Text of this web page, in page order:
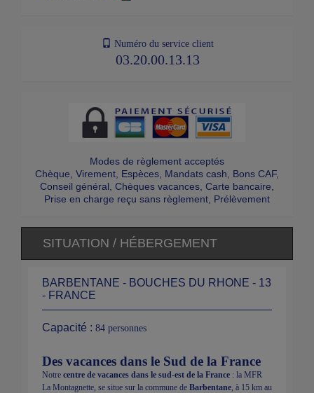
Numéro du service client
03.20.00.13.13
Modes de règlement acceptés
Chèque, Virement, Espèces, Mandats cash, Bons CAF,
Conseil général, Chèques vacances, Carte bancaire,
Prise en charge reçu sans règlement, Prélèvement
SITUATION / HÉBERGEMENT
BARBENTANE - BOUCHES DU RHONE - 13
- FRANCE
Capacité : 84 personnes
Des vacances dans le Sud de la France
Notre centre de vacances dans le sud-est de la France : la MFR
La Montagnette, se situe sur la commune de Barbentane , à 15 km au